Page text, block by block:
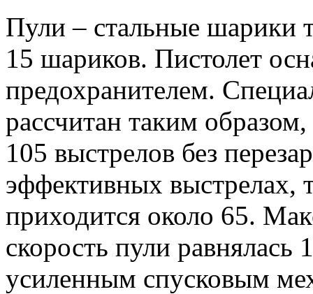
Пули – стальные шарики
15 шариков. Пистолет
предохранителем.
рассчитан таким
105 выстрелов без
эффективных выстрелах,
приходится около 65.
скорость пули равнялась
усиленным спусковым